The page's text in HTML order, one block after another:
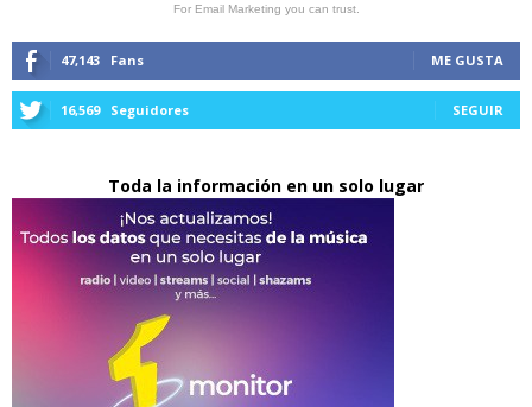
For Email Marketing you can trust.
47,143 Fans ME GUSTA
16,569 Seguidores SEGUIR
Toda la información en un solo lugar